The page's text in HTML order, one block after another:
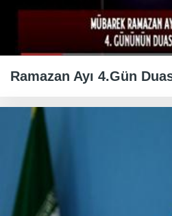
Ramazan Ayı 4.Gün